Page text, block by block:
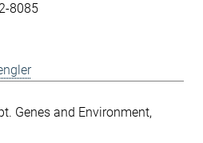
8085
Genes and Environment